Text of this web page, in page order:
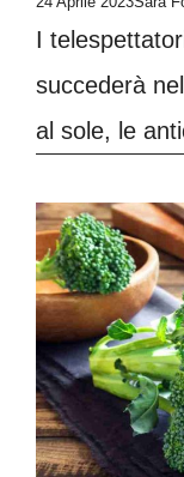
I
succederà
al sole, le